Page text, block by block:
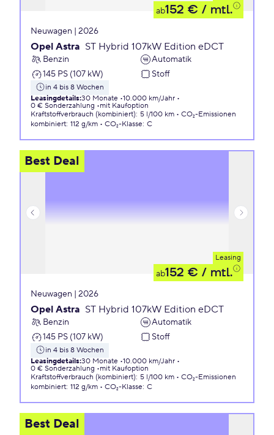
ab152 € / mtl.
Neuwagen | 2026
Opel Astra ST Hybrid 107kW Edition eDCT
Benzin
Automatik
145 PS (107 kW)
Stoff
in 4 bis 8 Wochen
Leasingdetails:30 Monate 10.000 km/Jahr
0 € Sonderzahlung
mit Kaufoption
Kraftstoffverbrauch (kombiniert): 5 l/100 km
CO₂-Emissionen
kombiniert: 112 g/km CO₂-Klasse: C
Best Deal
Leasing
ab152 € / mtl.
Neuwagen | 2026
Opel Astra ST Hybrid 107kW Edition eDCT
Benzin
Automatik
145 PS (107 kW)
Stoff
in 4 bis 8 Wochen
Leasingdetails:30 Monate 10.000 km/Jahr
0 € Sonderzahlung
mit Kaufoption
Kraftstoffverbrauch (kombiniert): 5 l/100 km
CO₂-Emissionen
kombiniert: 112 g/km CO₂-Klasse: C
Best Deal